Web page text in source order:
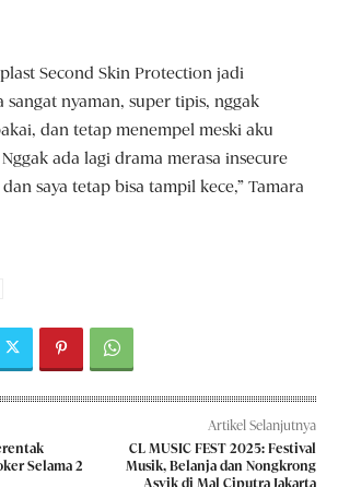
Second Skin Protection jadi
sangat nyaman, super tipis, nggak
dan tetap menempel meski aku
ada lagi drama merasa insecure
saya tetap bisa tampil kece,” Tamara
Selama 2
Artikel Selanjutnya
CL MUSIC FEST 2025: Festival
Musik, Belanja dan Nongkrong
Asyik di Mal Ciputra Jakarta